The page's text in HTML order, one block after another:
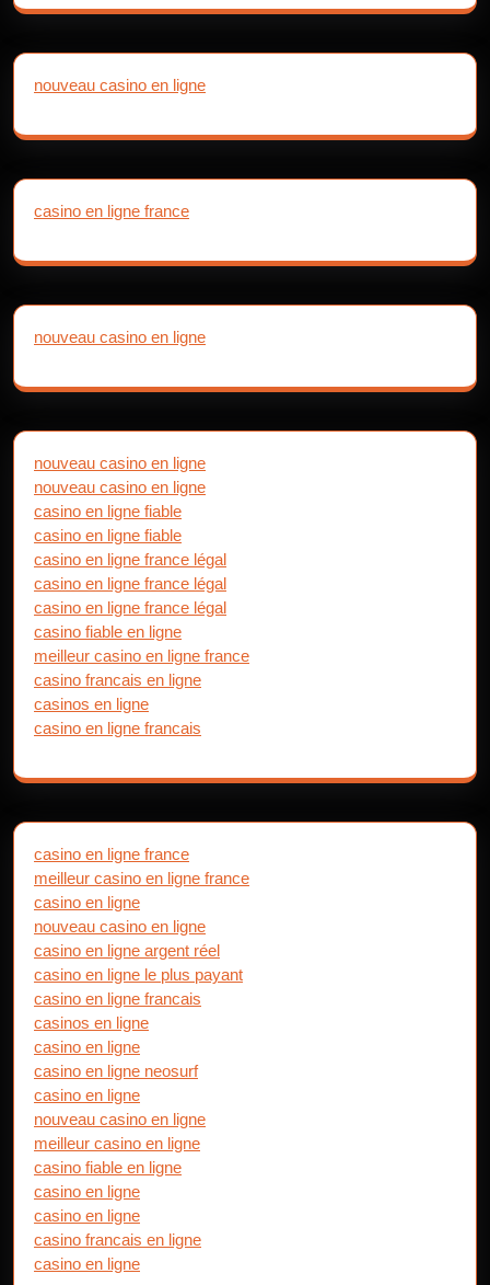
nouveau casino en ligne
casino en ligne france
nouveau casino en ligne
nouveau casino en ligne
nouveau casino en ligne
casino en ligne fiable
casino en ligne fiable
casino en ligne france légal
casino en ligne france légal
casino en ligne france légal
casino fiable en ligne
meilleur casino en ligne france
casino francais en ligne
casinos en ligne
casino en ligne francais
casino en ligne france
meilleur casino en ligne france
casino en ligne
nouveau casino en ligne
casino en ligne argent réel
casino en ligne le plus payant
casino en ligne francais
casinos en ligne
casino en ligne
casino en ligne neosurf
casino en ligne
nouveau casino en ligne
meilleur casino en ligne
casino fiable en ligne
casino en ligne
casino en ligne
casino francais en ligne
casino en ligne